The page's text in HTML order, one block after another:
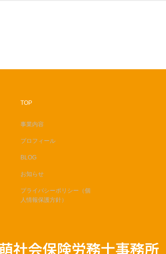
TOP
事業内容
プロフィール
BLOG
お知らせ
プライバシーポリシー（個
人情報保護方針）
社会保険労務士事務所